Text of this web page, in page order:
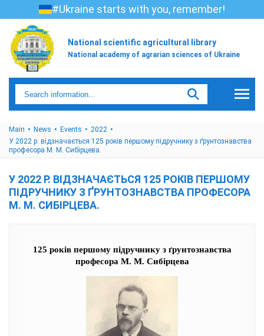
#Ukraine starts with you, remember!
National scientific agricultural library
National academy of agrarian sciences of Ukraine
Main News Events
2022
У 2022 р. відзначається 125 років першому підручнику з ґрунтознавства
професора М. М. Сибірцева.
У 2022 Р. ВІДЗНАЧАЄТЬСЯ 125 РОКІВ ПЕРШОМУ
ПІДРУЧНИКУ З ҐРУНТОЗНАВСТВА ПРОФЕСОРА
М. М. СИБІРЦЕВА.
125 років першому підручнику з ґрунтознавства
професора М. М. Сибірцева